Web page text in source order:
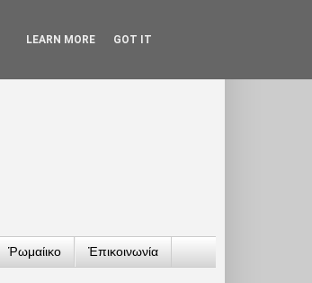
Ῥωμαίικο Ἐπικοινωνία
LEARN MORE GOT IT